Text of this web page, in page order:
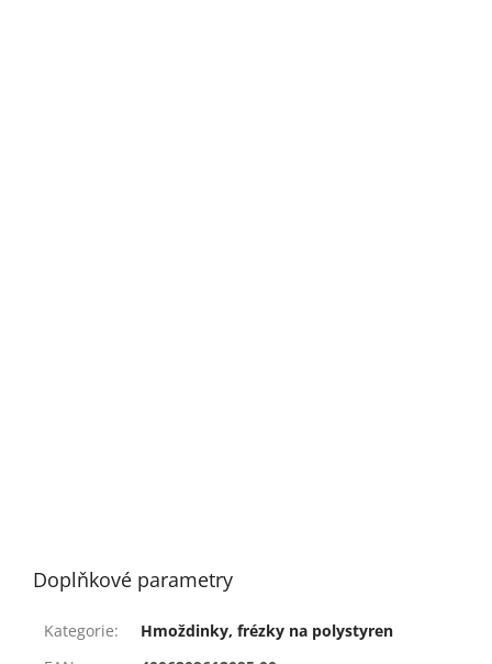
Doplňkové parametry
Kategorie:
Hmoždinky, frézky na polystyren